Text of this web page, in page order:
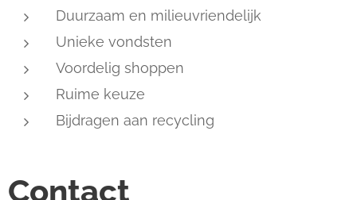
Duurzaam en milieuvriendelijk
Unieke vondsten
Voordelig shoppen
Ruime keuze
Bijdragen aan recycling
Contact